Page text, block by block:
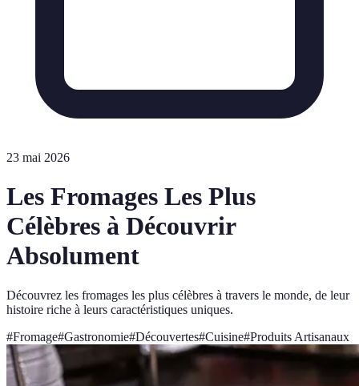
23 mai 2026
Les Fromages Les Plus
Célèbres à Découvrir
Absolument
Découvrez les fromages les plus célèbres à travers le monde, de leur
histoire riche à leurs caractéristiques uniques.
#Fromage#Gastronomie#Découvertes#Cuisine#Produits Artisanaux